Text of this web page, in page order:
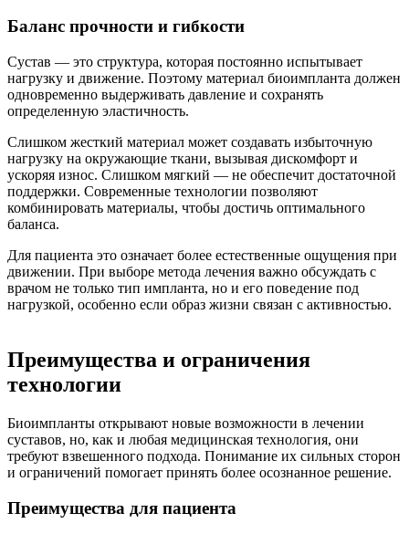
Баланс прочности и гибкости
Сустав — это структура, которая постоянно испытывает
нагрузку и движение. Поэтому материал биоимпланта должен
одновременно выдерживать давление и сохранять
определенную эластичность.
Слишком жесткий материал может создавать избыточную
нагрузку на окружающие ткани, вызывая дискомфорт и
ускоряя износ. Слишком мягкий — не обеспечит достаточной
поддержки. Современные технологии позволяют
комбинировать материалы, чтобы достичь оптимального
баланса.
Для пациента это означает более естественные ощущения при
движении. При выборе метода лечения важно обсуждать с
врачом не только тип импланта, но и его поведение под
нагрузкой, особенно если образ жизни связан с активностью.
Преимущества и ограничения
технологии
Биоимпланты открывают новые возможности в лечении
суставов, но, как и любая медицинская технология, они
требуют взвешенного подхода. Понимание их сильных сторон
и ограничений помогает принять более осознанное решение.
Преимущества для пациента